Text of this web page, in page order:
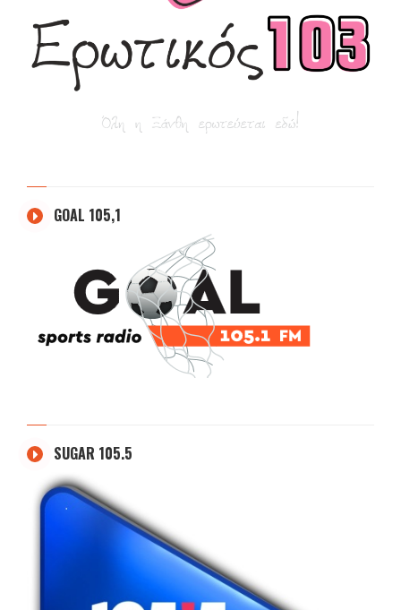
GOAL 105,1
SUGAR 105.5